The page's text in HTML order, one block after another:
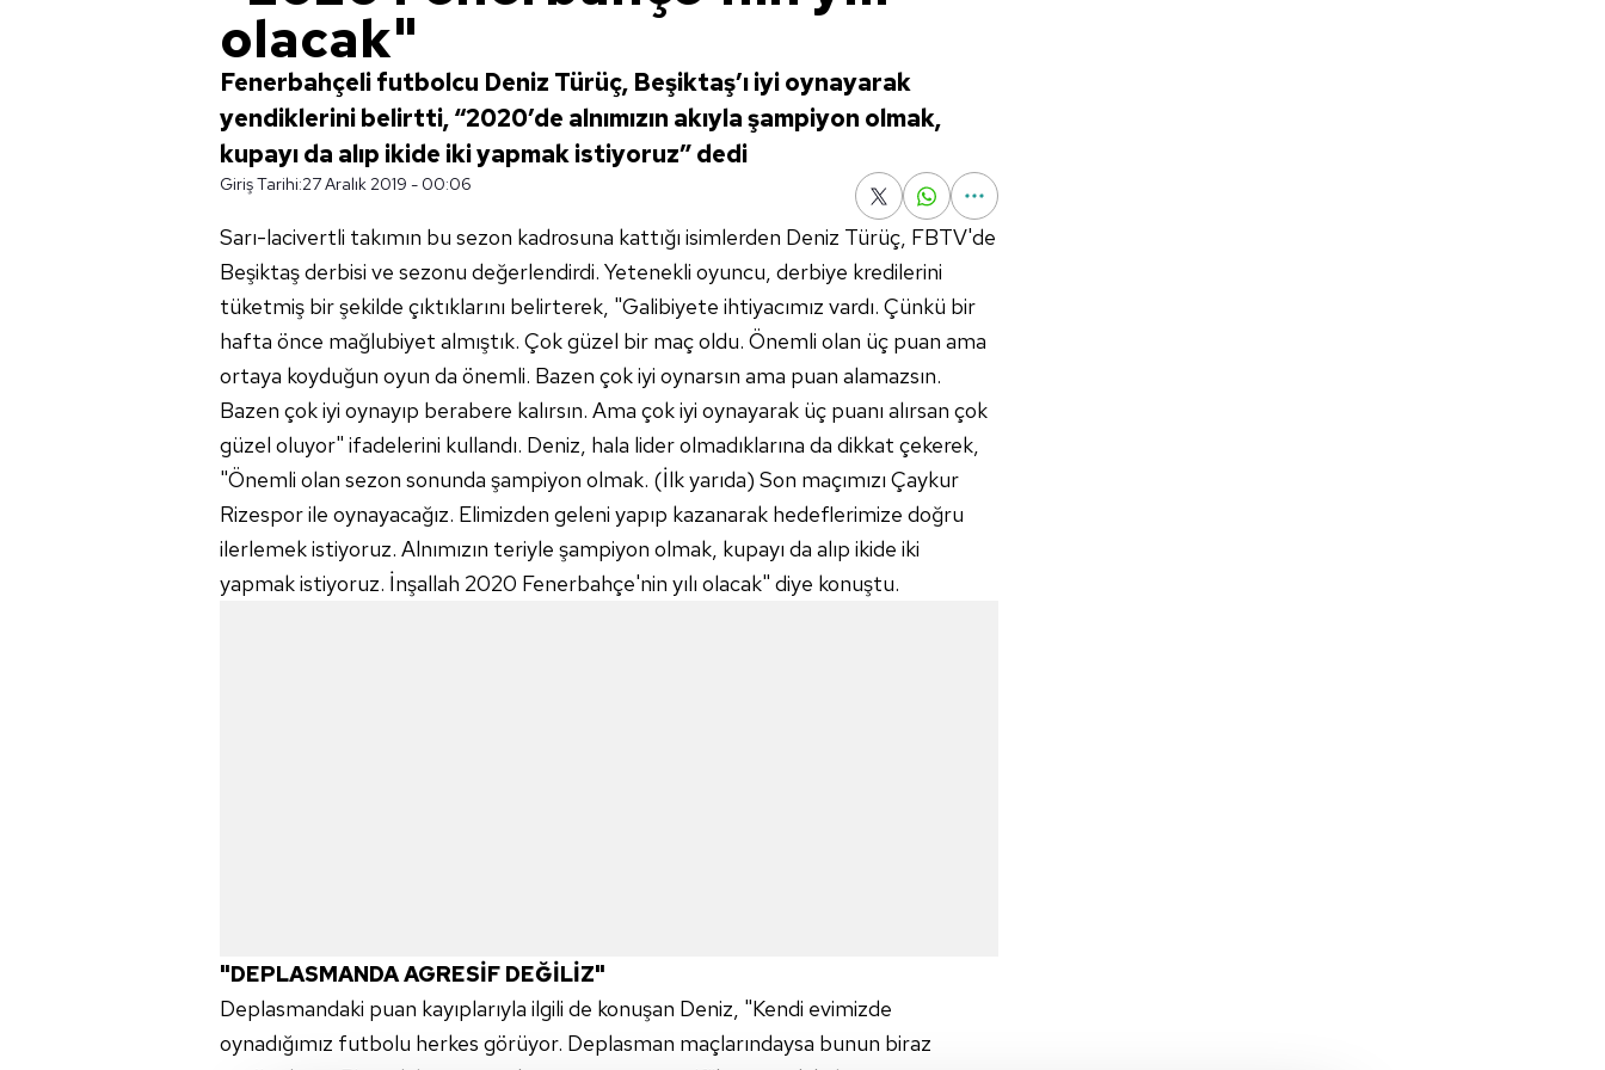
olacak"
Fenerbahçeli futbolcu Deniz Türüç, Beşiktaş’ı iyi oynayarak
yendiklerini belirtti, “2020’de alnımızın akıyla şampiyon olmak,
kupayı da alıp ikide iki yapmak istiyoruz” dedi
Giriş Tarihi:27 Aralık 2019 - 00:06
Sarı-lacivertli takımın bu sezon kadrosuna kattığı isimlerden Deniz Türüç, FBTV'de
Beşiktaş derbisi ve sezonu değerlendirdi. Yetenekli oyuncu, derbiye kredilerini
tüketmiş bir şekilde çıktıklarını belirterek, "Galibiyete ihtiyacımız vardı. Çünkü bir
hafta önce mağlubiyet almıştık. Çok güzel bir maç oldu. Önemli olan üç puan ama
ortaya koyduğun oyun da önemli. Bazen çok iyi oynarsın ama puan alamazsın.
Bazen çok iyi oynayıp berabere kalırsın. Ama çok iyi oynayarak üç puanı alırsan çok
güzel oluyor" ifadelerini kullandı. Deniz, hala lider olmadıklarına da dikkat çekerek,
"Önemli olan sezon sonunda şampiyon olmak. (İlk yarıda) Son maçımızı Çaykur
Rizespor ile oynayacağız. Elimizden geleni yapıp kazanarak hedeflerimize doğru
ilerlemek istiyoruz. Alnımızın teriyle şampiyon olmak, kupayı da alıp ikide iki
yapmak istiyoruz. İnşallah 2020 Fenerbahçe'nin yılı olacak" diye konuştu.
"DEPLASMANDA AGRESİF DEĞİLİZ"
Deplasmandaki puan kayıplarıyla ilgili de konuşan Deniz, "Kendi evimizde
oynadığımız futbolu herkes görüyor. Deplasman maçlarındaysa bunun biraz